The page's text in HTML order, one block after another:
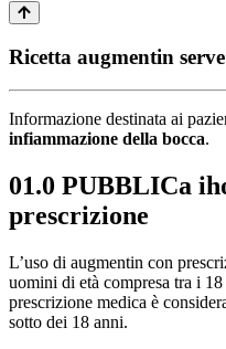
Ricetta augmentin
Informazione destinata ai
infiammazione della bocca.
01.0 PUBBLICa
prescrizione
L’uso di augmentin con
uomini di età compresa tra i
prescrizione medica è
sotto dei 18 anni.